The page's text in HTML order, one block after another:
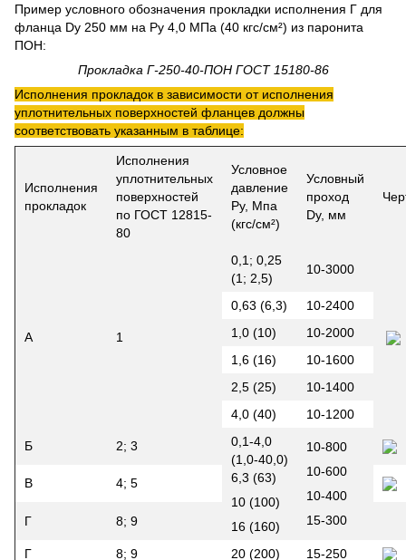
Пример условного обозначения прокладки исполнения Г для
фланца Dу 250 мм на Ру 4,0 МПа (40 кгс/см²) из паронита
ПОН:
Прокладка Г-250-40-ПОН ГОСТ 15180-86
Исполнения прокладок в зависимости от исполнения
уплотнительных поверхностей фланцев должны
соответствовать указанным в таблице:
Исполнения
прокладок
Исполнения
уплотнительных
поверхностей
по ГОСТ 12815-
80
Условное
давление
Ру, Мпа
(кгс/см²)
Условный
проход
Dу, мм
А 1
0,1; 0,25
(1; 2,5)
10-3000
0,63 (6,3)
10-2400
1,0 (10)
10-2000
1,6 (16)
10-1600
2,5 (25)
10-1400
4,0 (40)
10-1200
Б 2; 3
0,1-4,0
(1,0-40,0)
6,3 (63)
10 (100)
16 (160)
10-800
10-600
10-400
15-300
В 4; 5
Г 8; 9
Г 8; 9 20 (200) 15-250